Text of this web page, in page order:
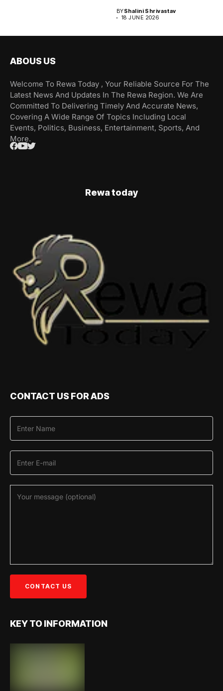
BYShalini Shrivastav
18 JUNE 2026
ABOUS US
Welcome To Rewa Today , Your Reliable Source For The
Latest News And Updates In The Rewa Region. We Are
Committed To Delivering Timely And Accurate News,
Covering A Wide Range Of Topics Including Local
Events, Politics, Business, Entertainment, Sports, And
More.
Rewa today
CONTACT US FOR ADS
KEY TO INFORMATION